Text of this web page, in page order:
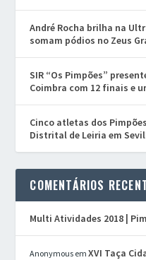
André Rocha brilha na
somam pódios no Zeus
SIR “Os Pimpões”
Coimbra com 12 finais e
Cinco atletas dos
Distrital de Leiria em
COMENTÁRIOS
Multi Atividades 2018 |
Anonymous emXVI Taça